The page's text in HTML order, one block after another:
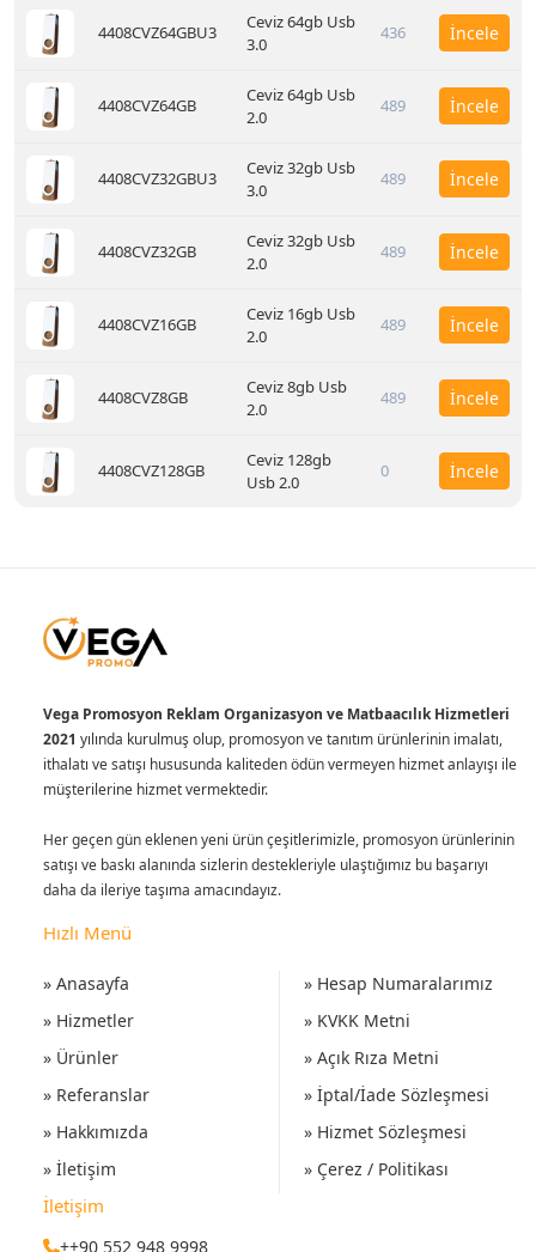
4408CVZ64GBU3
Ceviz 64gb Usb
3.0
436 İncele
4408CVZ64GB
Ceviz 64gb Usb
2.0
489 İncele
4408CVZ32GBU3
Ceviz 32gb Usb
3.0
489 İncele
4408CVZ32GB
Ceviz 32gb Usb
2.0
489 İncele
4408CVZ16GB
Ceviz 16gb Usb
2.0
489 İncele
4408CVZ8GB
Ceviz 8gb Usb
2.0
489 İncele
4408CVZ128GB
Ceviz 128gb
Usb 2.0
0 İncele
Vega Promosyon Reklam Organizasyon ve Matbaacılık Hizmetleri
2021 yılında kurulmuş olup, promosyon ve tanıtım ürünlerinin imalatı,
ithalatı ve satışı hususunda kaliteden ödün vermeyen hizmet anlayışı ile
müşterilerine hizmet vermektedir.
Her geçen gün eklenen yeni ürün çeşitlerimizle, promosyon ürünlerinin
satışı ve baskı alanında sizlerin destekleriyle ulaştığımız bu başarıyı
daha da ileriye taşıma amacındayız.
Hızlı Menü
» Anasayfa
» Hizmetler
» Ürünler
» Referanslar
» Hakkımızda
» İletişim
» Hesap Numaralarımız
» KVKK Metni
» Açık Rıza Metni
» İptal/İade Sözleşmesi
» Hizmet Sözleşmesi
» Çerez / Politikası
İletişim
++90 552 948 9998